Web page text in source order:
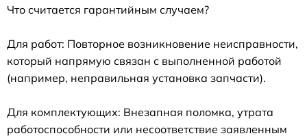
Что считается гарантийным случаем?
Для работ: Повторное возникновение неисправности,
который напрямую связан с выполненной работой
(например, неправильная установка запчасти).
Для комплектующих: Внезапная поломка, утрата
работоспособности или несоответствие заявленным